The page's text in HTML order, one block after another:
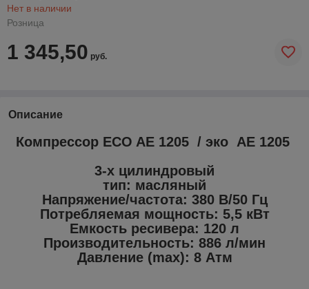
Нет в наличии
Розница
1 345,50 руб.
Описание
Компрессор ECO AE 1205 / эко AE 1205
3-х цилиндровый
тип: масляный
Напряжение/частота: 380 В/50 Гц
Потребляемая мощность: 5,5 кВт
Емкость ресивера: 120 л
Производительность: 886 л/мин
Давление (max): 8 Атм